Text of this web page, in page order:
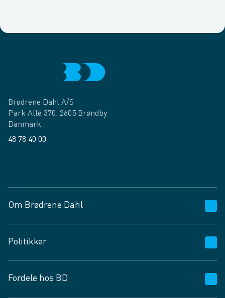
Brødrene Dahl A/S
Park Allé 370, 2605 Brøndby
Danmark
48 78 40 00
Om Brødrene Dahl
Vagttelefon 30 10 89 89
Spørgsmål og svar
Job og karriere
Politikker
Privatlivspolitik
Fordele hos BD